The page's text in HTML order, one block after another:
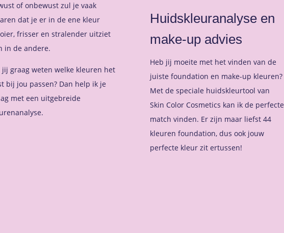
of onbewust zul je vaak
dat je er in de ene kleur
frisser en stralender uitziet
in de andere.
jij graag weten welke kleuren het
bij jou passen? Dan help ik je
met een uitgebreide
Huidskleuranalyse en
make-up advies
Heb jij moeite met het vinden van de
juiste foundation en make-up kleuren?
Met de speciale huidskleurtool van
Skin Color Cosmetics kan ik de perfecte
match vinden. Er zijn maar liefst 44
kleuren foundation, dus ook jouw
perfecte kleur zit ertussen!